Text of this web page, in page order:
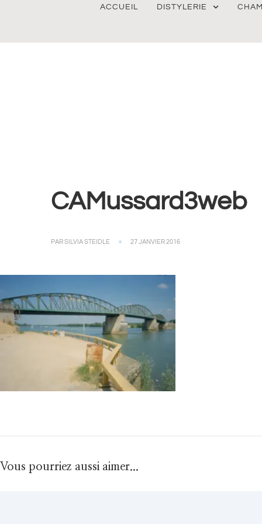
ACCUEIL DISTYLERIE
CAMussard3web
PARSILVIA STEIDLE 27 JANVIER 2016
Vous pourriez aussi aimer...